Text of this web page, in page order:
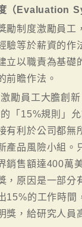
（Evaluation
勵制度激勵員工
驗等於薪資的作
立以職責為基礎
前瞻作法。
勵員工大膽創
「15%規則」
有利於公司都無
產品風險小組。
銷售額達400萬
，原因是一部分
15%的工作時間
獎，給研究人員